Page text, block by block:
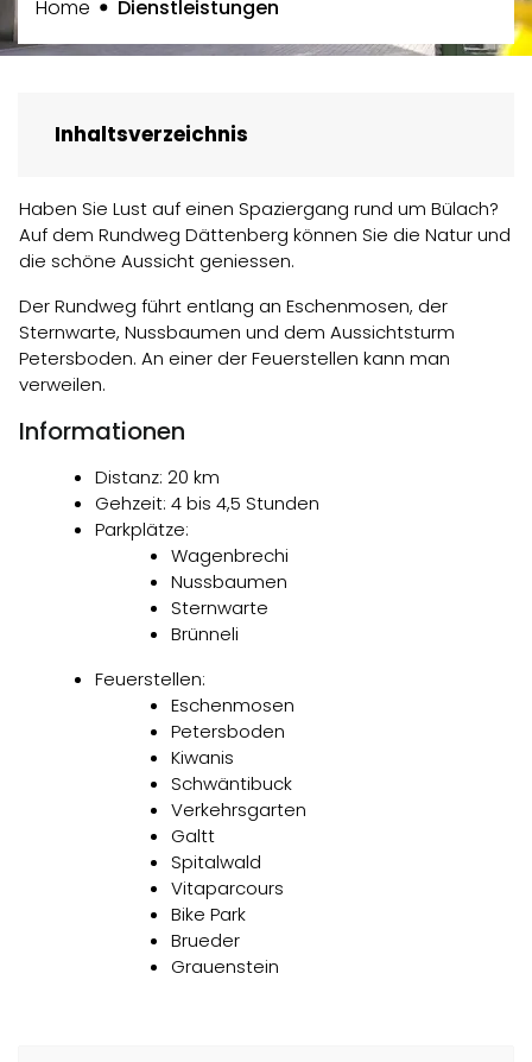
Home Dienstleistungen
Inhaltsverzeichnis
Haben Sie Lust auf einen Spaziergang rund um Bülach?
Auf dem Rundweg Dättenberg können Sie die Natur und
die schöne Aussicht geniessen.
Der Rundweg führt entlang an Eschenmosen, der
Sternwarte, Nussbaumen und dem Aussichtsturm
Petersboden. An einer der Feuerstellen kann man
verweilen.
Informationen
Distanz: 20 km
Gehzeit: 4 bis 4,5 Stunden
Parkplätze:
Wagenbrechi
Nussbaumen
Sternwarte
Brünneli
Feuerstellen:
Eschenmosen
Petersboden
Kiwanis
Schwäntibuck
Verkehrsgarten
Galtt
Spitalwald
Vitaparcours
Bike Park
Brueder
Grauenstein